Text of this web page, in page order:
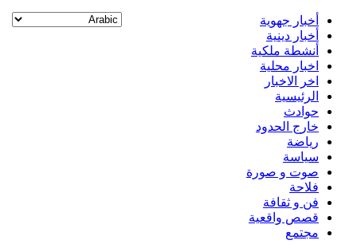
Skip
content
أخبار جهوية
أخبار دينية
أنشطة ملكية
اخبار محلية
اخر الاخبار
الرئيسية
حوادث
خارج الحدود
رياضة
سياسة
صوت و صورة
فلاحة
فن و ثقافة
قصص واقعية
مجتمع